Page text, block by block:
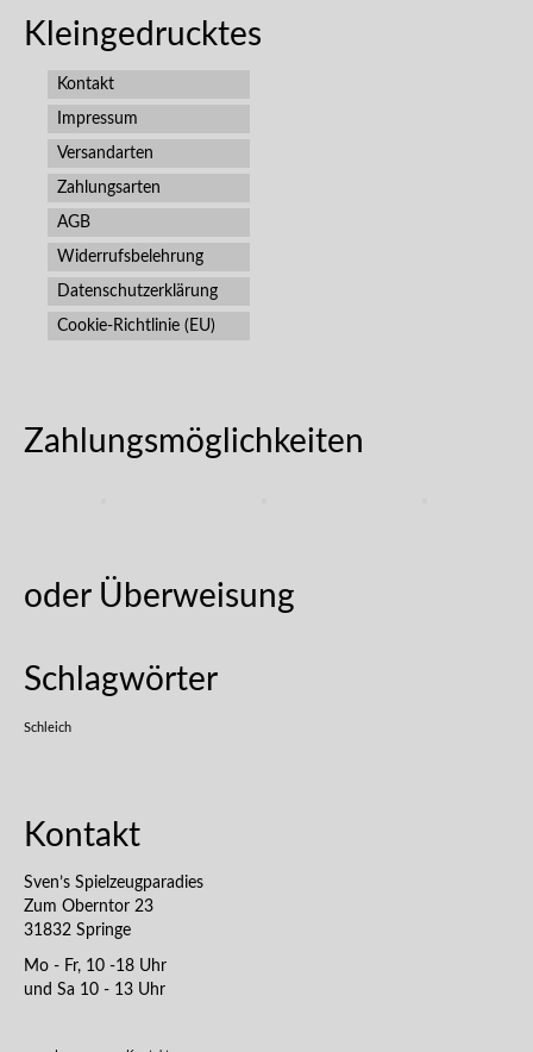
Kleingedrucktes
Kontakt
Impressum
Versandarten
Zahlungsarten
AGB
Widerrufsbelehrung
Datenschutzerklärung
Cookie-Richtlinie (EU)
Zahlungsmöglichkeiten
oder Überweisung
Schlagwörter
Schleich
Kontakt
Sven’s Spielzeugparadies
Zum Oberntor 23
31832 Springe
Mo - Fr, 10 -18 Uhr
und Sa 10 - 13 Uhr